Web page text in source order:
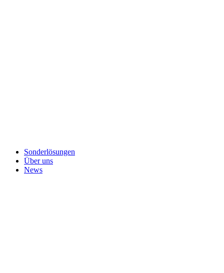
Sonderlösungen
Über uns
News